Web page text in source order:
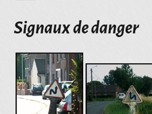
Signaux de danger